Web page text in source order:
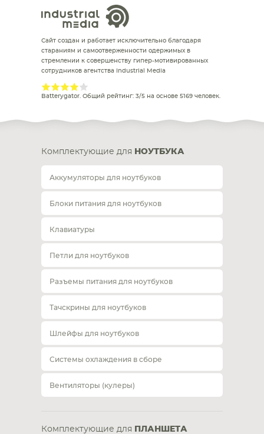
Сайт создан и работает исключительно благодаря
стараниям и самоотверженности одержимых в
стремлении к совершенству гипер-мотивированных
сотрудников агентства Industrial Media
Batterygator. Общий рейтинг: 3/5 на основе 5169 человек.
Комплектующие для НОУТБУКА
Аккумуляторы для ноутбуков
Блоки питания для ноутбуков
Клавиатуры
Петли для ноутбуков
Разъемы питания для ноутбуков
Тачскрины для ноутбуков
Шлейфы для ноутбуков
Системы охлаждения в сборе
Вентиляторы (кулеры)
Комплектующие для ПЛАНШЕТА